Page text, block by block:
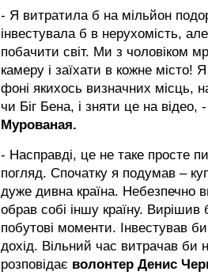
- Я витратила б на мільйон
інвестувала б в нерухомість,
побачити світ. Ми з чоловіком
камеру і заїхати в кожне місто!
фоні якихось визначних місць,
чи Біг Бена, і зняти це на відео,
Мурованая.
- Насправді, це не таке просте
погляд. Спочатку я подумав –
дуже дивна країна. Небезпечно
обрав собі іншу країну. Вирішив
побутові моменти. Інвестував
дохід. Вільний час витрачав би
розповідає волонтер Денис